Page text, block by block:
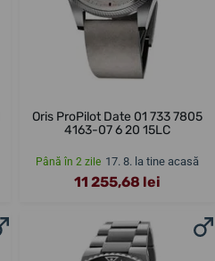
Oris ProPilot Date 01 733 7805
4163-07 6 20 15LC
Până în 2 zile 17. 8. la tine acasă
11 255,68 lei